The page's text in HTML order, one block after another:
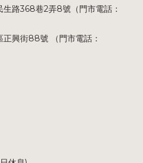
路368巷2弄8號（門市電話：
興街88號 （門市電話：